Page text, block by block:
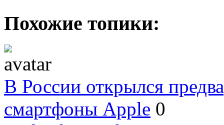
Похожие топики:
В России открылся
смартфоны Apple 0